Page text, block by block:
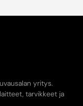
yritys.
tarvikkeet ja